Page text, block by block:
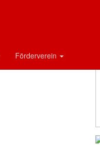
Förderverein